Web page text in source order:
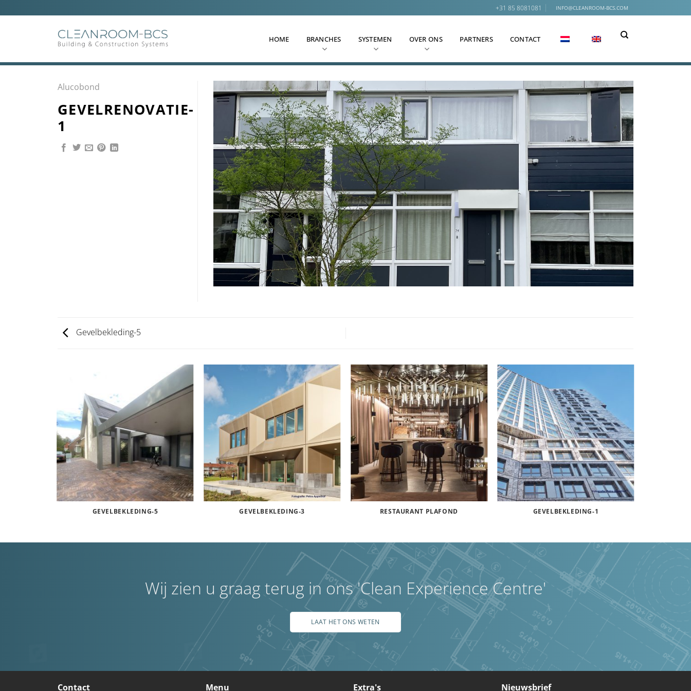
naar
+31 85 8081081 INFO@CLEANROOM-BCS.COM
HOME BRANCHES SYSTEMEN OVER ONS PARTNERS CONTACT
Alucobond
GEVELRENOVATIE-
1
Gevelbekleding-5
GEVELBEKLEDING-5 GEVELBEKLEDING-3 RESTAURANT PLAFOND GEVELBEKLEDING-1
Wij zien u graag terug in ons 'Clean Experience Centre'
LAAT HET ONS WETEN
Contact Menu Extra's Nieuwsbrief